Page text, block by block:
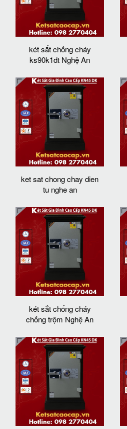
két sắt chống cháy
ks90k1dt Nghệ An
ket sat chong chay dien
tu nghe an
két sắt chống cháy
chống trộm Nghệ An